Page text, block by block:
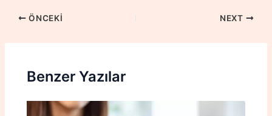
ÖNCEKI NEXT
Benzer Yazılar